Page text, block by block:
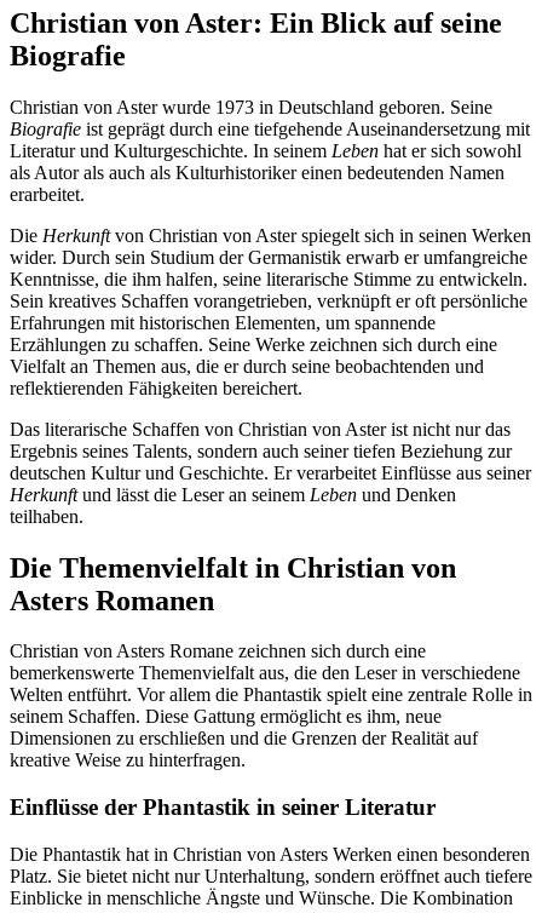
Christian von Aster: Ein Blick auf seine
Biografie
Christian von Aster wurde 1973 in Deutschland geboren. Seine
Biografie ist geprägt durch eine tiefgehende Auseinandersetzung mit
Literatur und Kulturgeschichte. In seinem Leben hat er sich sowohl
als Autor als auch als Kulturhistoriker einen bedeutenden Namen
erarbeitet.
Die Herkunftvon Christian von Aster spiegelt sich in seinen Werken
wider. Durch sein Studium der Germanistik erwarb er umfangreiche
Kenntnisse, die ihm halfen, seine literarische Stimme zu entwickeln.
Sein kreatives Schaffen vorangetrieben, verknüpft er oft persönliche
Erfahrungen mit historischen Elementen, um spannende
Erzählungen zu schaffen. Seine Werke zeichnen sich durch eine
Vielfalt an Themen aus, die er durch seine beobachtenden und
reflektierenden Fähigkeiten bereichert.
Das literarische Schaffen von Christian von Aster ist nicht nur das
Ergebnis seines Talents, sondern auch seiner tiefen Beziehung zur
deutschen Kultur und Geschichte. Er verarbeitet Einflüsse aus seiner
Herkunftund lässt die Leser an seinem Leben und Denken
teilhaben.
Die Themenvielfalt in Christian von
Asters Romanen
Christian von Asters Romane zeichnen sich durch eine
bemerkenswerte Themenvielfalt aus, die den Leser in verschiedene
Welten entführt. Vor allem die Phantastik spielt eine zentrale Rolle in
seinem Schaffen. Diese Gattung ermöglicht es ihm, neue
Dimensionen zu erschließen und die Grenzen der Realität auf
kreative Weise zu hinterfragen.
Einflüsse der Phantastik in seiner Literatur
Die Phantastik hat in Christian von Asters Werken einen besonderen
Platz. Sie bietet nicht nur Unterhaltung, sondern eröffnet auch tiefere
Einblicke in menschliche Ängste und Wünsche. Die Kombination